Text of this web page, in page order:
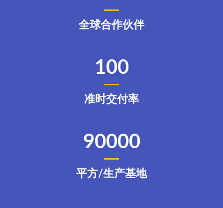
全球合作伙伴
100
准时交付率
90000
平方/生产基地